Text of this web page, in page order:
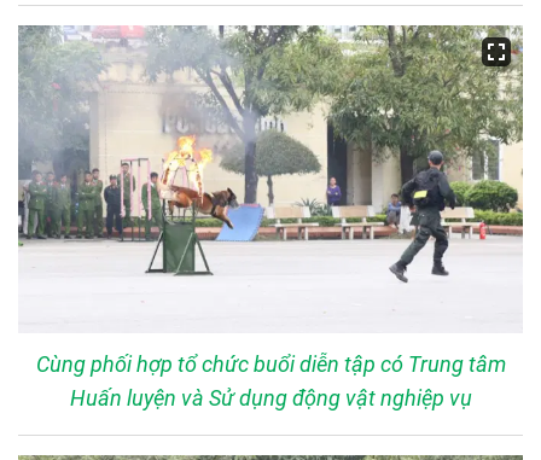
Cùng phối hợp tổ chức buổi diễn tập có Trung tâm
Huấn luyện và Sử dụng động vật nghiệp vụ